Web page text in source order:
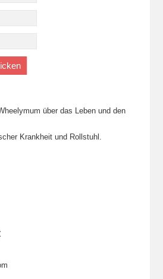
über das Leben und den
Krankheit und Rollstuhl.